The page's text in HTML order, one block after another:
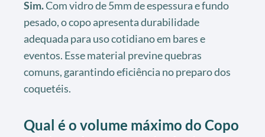
Sim.Com vidro de 5mm de espessura e fundo
pesado, o copo apresenta durabilidade
adequada para uso cotidiano em bares e
eventos. Esse material previne quebras
comuns, garantindo eficiência no preparo dos
coquetéis.
Qual é o volume máximo do Copo